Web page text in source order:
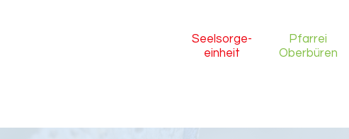
Seelsorge-
einheit
Pfarrei
Oberbüren